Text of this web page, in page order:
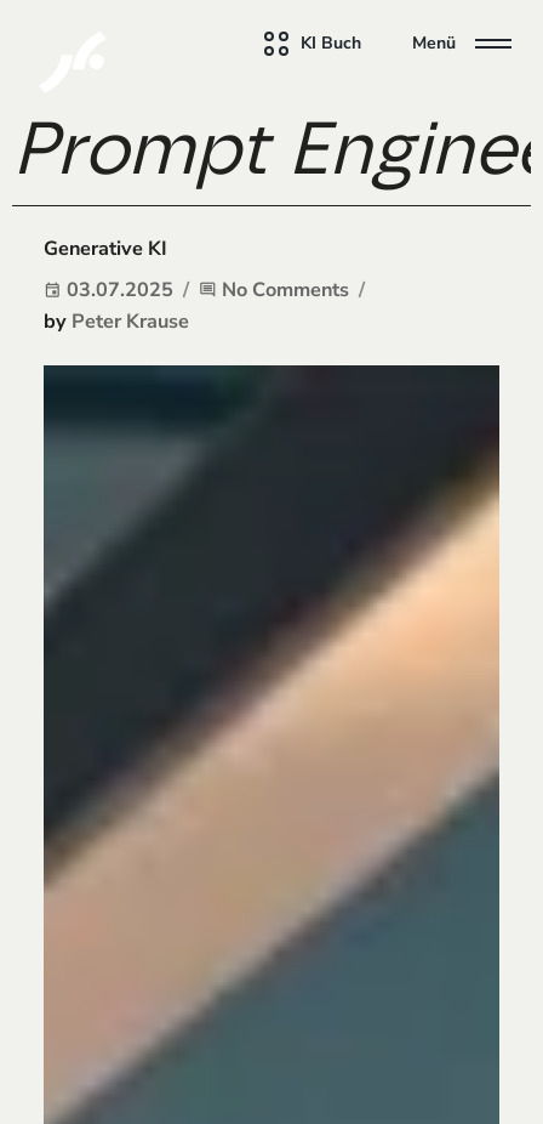
KI Buch Menü
Prompt
Generative KI
event 03.07.2025 comment No Comments
by Peter Krause